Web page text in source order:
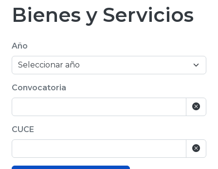
Bienes y Servicios
Año
Convocatoria
CUCE